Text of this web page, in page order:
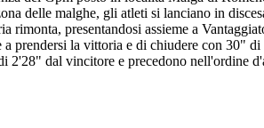
delle malghe, gli atleti si lanciano in
presentandosi assieme a
prendersi la vittoria e di chiudere con 30"
dal vincitore e precedono nell'ordine